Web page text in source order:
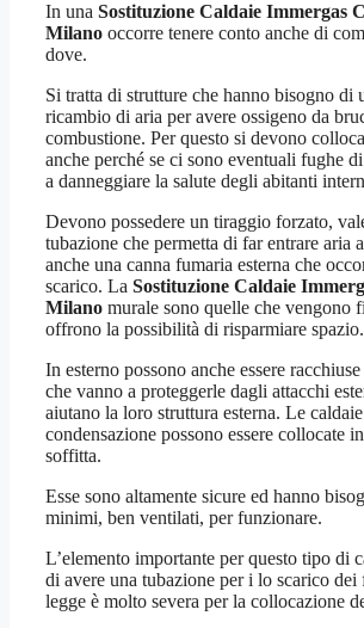
In una Sostituzione Caldaie Immergas
Milano occorre tenere conto anche di
dove.
Si tratta di strutture che hanno bisogno di
ricambio di aria per avere ossigeno da
combustione. Per questo si devono
anche perché se ci sono eventuali fughe
a danneggiare la salute degli abitanti
Devono possedere un tiraggio forzato,
tubazione che permetta di far entrare aria
anche una canna fumaria esterna che
scarico. La Sostituzione Caldaie
Milano murale sono quelle che vengono
offrono la possibilità di risparmiare spazio.
In esterno possono anche essere
che vanno a proteggerle dagli attacchi
aiutano la loro struttura esterna. Le
condensazione possono essere collocate
soffitta.
Esse sono altamente sicure ed hanno
minimi, ben ventilati, per funzionare.
L’elemento importante per questo tipo di
di avere una tubazione per i lo scarico dei
legge è molto severa per la collocazione